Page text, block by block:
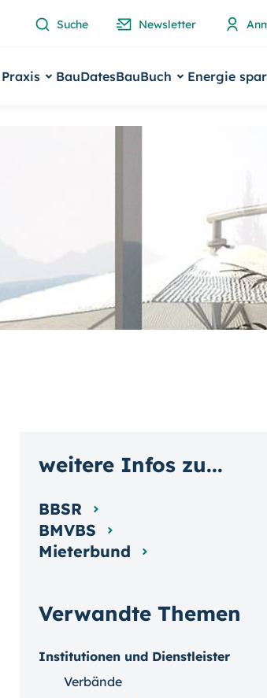
Suche Newsletter
Praxis BauDatesBauBuch Energie
Verwandte Themen
Institutionen und Dienstleister
Verbände
weitere Infos zu...
BBSR
BMVBS
Mieterbund